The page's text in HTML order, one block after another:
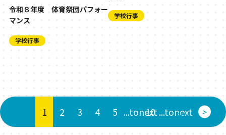
令和８年度 体育祭団パフォー
マンス
学校行事
学校行事
1 2 3 4 5 ...tonext
10 ...tonext >
後 »